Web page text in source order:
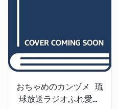
おちゃめのカンヅメ 琉
球放送ラジオふれ愛パ